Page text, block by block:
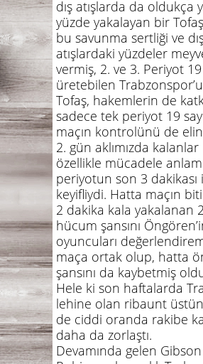
dış atışlarda da oldukça
yüzde yakalayan bir
bu savunma sertliği ve
atışlardaki yüzdeler
vermiş, 2. ve 3. Periyot 19
üretebilen
Tofaş, hakemlerin de
sadece tek periyot 19
maçın kontrolünü de
2. gün aklımızda kalanlar
özellikle mücadele
periyotun son 3 dakikası
keyifliydi. Hatta maçın
2 dakika kala yakalanan 2
hücum şansını
oyuncuları
maça ortak olup, hatta
şansını da kaybetmiş
Hele ki son haftalarda
lehine olan ribaunt
de ciddi oranda rakibe
daha da zorlaştı.
Devamında gelen